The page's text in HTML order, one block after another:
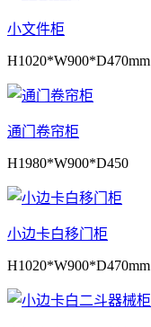
小文件柜
H1020*W900*D470mm
通门卷帘柜
H1980*W900*D450
小边卡白移门柜
H1020*W900*D470mm